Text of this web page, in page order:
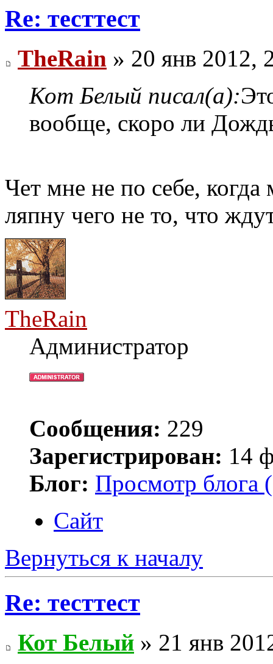
Re: тесттест
TheRain » 20 янв 2012,
Кот Белый писал(а):
вообще, скоро ли
Чет мне не по себе, когда
ляпну чего не то, что
TheRain
Администратор
Сообщения: 229
Зарегистрирован: 14
Блог: Просмотр блога
Сайт
Вернуться к началу
Re: тесттест
Кот Белый » 21 янв